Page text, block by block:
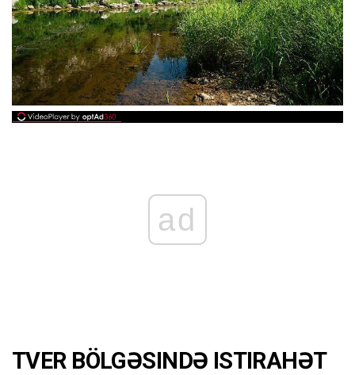
ad
TVER BÖLGƏSINDƏ ISTIRAHƏT